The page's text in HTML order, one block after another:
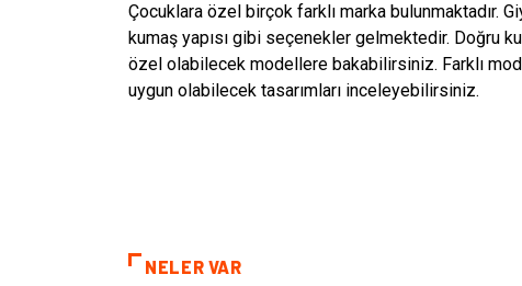
Çocuklara özel birçok farklı marka bulunmaktadır.
kumaş yapısı gibi seçenekler gelmektedir. Doğru
özel olabilecek modellere bakabilirsiniz. Farklı
uygun olabilecek tasarımları inceleyebilirsiniz.
NELER VAR